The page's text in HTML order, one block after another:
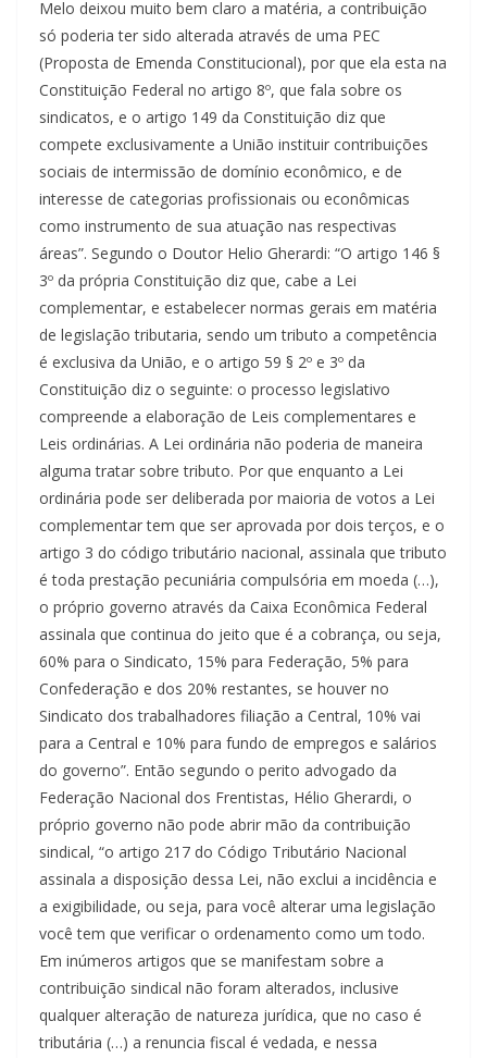
Melo deixou muito bem claro a matéria, a contribuição
só poderia ter sido alterada através de uma PEC
(Proposta de Emenda Constitucional), por que ela esta na
Constituição Federal no artigo 8º, que fala sobre os
sindicatos, e o artigo 149 da Constituição diz que
compete exclusivamente a União instituir contribuições
sociais de intermissão de domínio econômico, e de
interesse de categorias profissionais ou econômicas
como instrumento de sua atuação nas respectivas
áreas”. Segundo o Doutor Helio Gherardi: “O artigo 146 §
3º da própria Constituição diz que, cabe a Lei
complementar, e estabelecer normas gerais em matéria
de legislação tributaria, sendo um tributo a competência
é exclusiva da União, e o artigo 59 § 2º e 3º da
Constituição diz o seguinte: o processo legislativo
compreende a elaboração de Leis complementares e
Leis ordinárias. A Lei ordinária não poderia de maneira
alguma tratar sobre tributo. Por que enquanto a Lei
ordinária pode ser deliberada por maioria de votos a Lei
complementar tem que ser aprovada por dois terços, e o
artigo 3 do código tributário nacional, assinala que tributo
é toda prestação pecuniária compulsória em moeda (…),
o próprio governo através da Caixa Econômica Federal
assinala que continua do jeito que é a cobrança, ou seja,
60% para o Sindicato, 15% para Federação, 5% para
Confederação e dos 20% restantes, se houver no
Sindicato dos trabalhadores filiação a Central, 10% vai
para a Central e 10% para fundo de empregos e salários
do governo”. Então segundo o perito advogado da
Federação Nacional dos Frentistas, Hélio Gherardi, o
próprio governo não pode abrir mão da contribuição
sindical, “o artigo 217 do Código Tributário Nacional
assinala a disposição dessa Lei, não exclui a incidência e
a exigibilidade, ou seja, para você alterar uma legislação
você tem que verificar o ordenamento como um todo.
Em inúmeros artigos que se manifestam sobre a
contribuição sindical não foram alterados, inclusive
qualquer alteração de natureza jurídica, que no caso é
tributária (…) a renuncia fiscal é vedada, e nessa